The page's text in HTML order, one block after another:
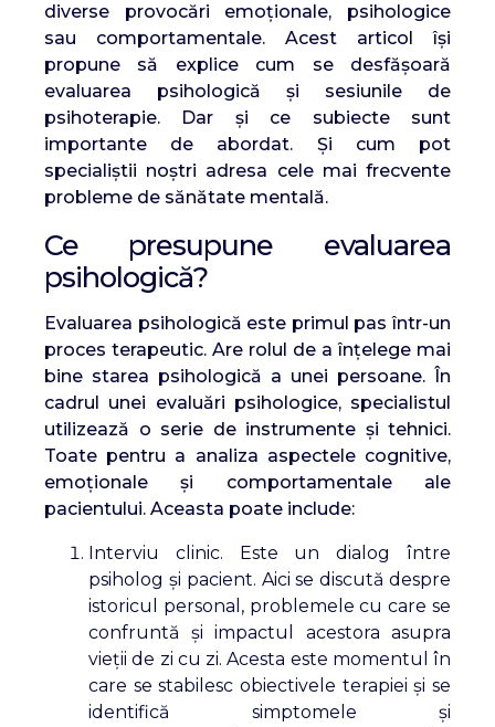
diverse provocări emoționale, psihologice
sau comportamentale. Acest articol își
propune să explice cum se desfășoară
evaluarea psihologică și sesiunile de
psihoterapie. Dar și ce subiecte sunt
importante de abordat. Și cum pot
specialiștii noștri adresa cele mai frecvente
probleme de sănătate mentală.
Ce presupune evaluarea
psihologică?
Evaluarea psihologică este primul pas într-un
proces terapeutic. Are rolul de a înțelege mai
bine starea psihologică a unei persoane. În
cadrul unei evaluări psihologice, specialistul
utilizează o serie de instrumente și tehnici.
Toate pentru a analiza aspectele cognitive,
emoționale și comportamentale ale
pacientului. Aceasta poate include:
Interviu clinic. Este un dialog între
psiholog și pacient. Aici se discută despre
istoricul personal, problemele cu care se
confruntă și impactul acestora asupra
vieții de zi cu zi. Acesta este momentul în
care se stabilesc obiectivele terapiei și se
identifică simptomele și